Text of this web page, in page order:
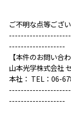
ご不明な点等ござ
-------------------
【本件のお問い合わ
山本光学株式会社
本社： TEL：06-
-------------------